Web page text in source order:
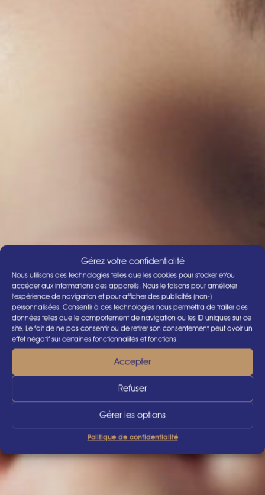
Gérez votre confidentialité
Nous utilisons des technologies telles que les cookies pour stocker et/ou
accéder aux informations des appareils. Nous le faisons pour améliorer
l’expérience de navigation et pour afficher des publicités (non-)
personnalisées. Consentir à ces technologies nous permettra de traiter des
données telles que le comportement de navigation ou les ID uniques sur ce
site. Le fait de ne pas consentir ou de retirer son consentement peut avoir un
effet négatif sur certaines fonctionnalités et fonctions.
Accepter
Refuser
Gérer les options
Politique de confidentialité